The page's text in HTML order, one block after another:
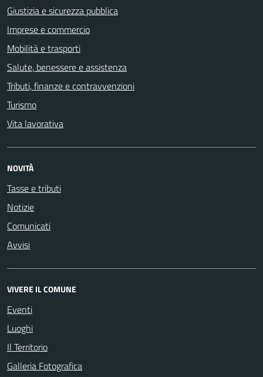
Giustizia e sicurezza pubblica
Imprese e commercio
Mobilità e trasporti
Salute, benessere e assistenza
Tributi, finanze e contravvenzioni
Turismo
Vita lavorativa
NOVITÀ
Tasse e tributi
Notizie
Comunicati
Avvisi
VIVERE IL COMUNE
Eventi
Luoghi
Il Territorio
Galleria Fotografica